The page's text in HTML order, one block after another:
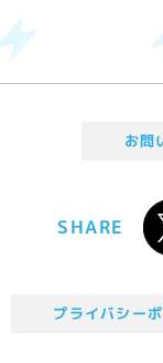
お問
SHARE
プライバシー